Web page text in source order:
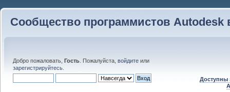
Сообщество программистов Autodesk
Добро пожаловать, Гость . Пожалуйста, войдите или
зарегистрируйтесь
Доступны